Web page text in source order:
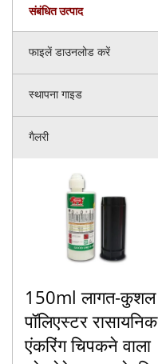
संबंधित उत्पाद
फाइलें डाउनलोड करें
स्थापना गाइड
गैलरी
150ml लागत-कुशल
पॉलिएस्टर रासायनिक
एंकरिंग चिपकने वाला